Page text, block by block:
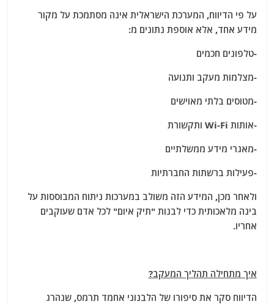
על פי הדיווח, המערכת הישראלית אינה מסתמכת על מקור
מידע אחד, אלא אוספת נתונים מ:
-טלפונים חכמים
-מצלמות מעקב ותנועה
-מטוסים בלתי מאוישים
-אותות Wi-Fi ותקשורת
-מאגרי מידע ממשלתיים
-פעילות ברשתות החברתיות
ולאחר מכן, המידע הזה משולב במערכות ניתוח המבוססות על
בינה מלאכותית כדי לבנות "תיק איום" לכל אדם שעוקבים
אחריו.
איך מתחילה תהליך המעקב?
הדיווח סקר את סיפורו של הלבנוני אחמד תרמס, שנהרג